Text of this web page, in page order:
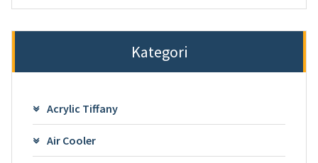
Kategori
Acrylic Tiffany
Air Cooler